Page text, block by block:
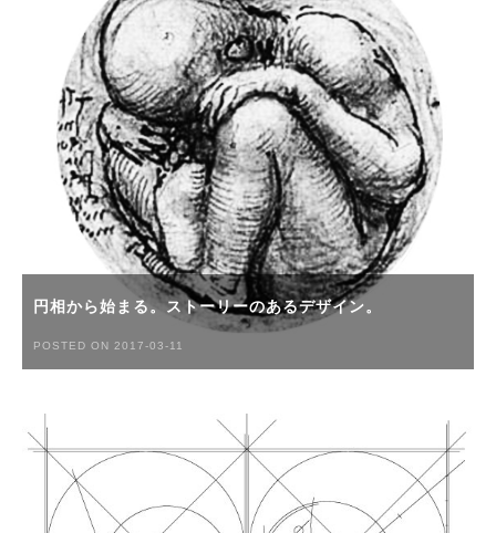
円相から始まる。ストーリーのあるデザイン。
POSTED ON 2017-03-11